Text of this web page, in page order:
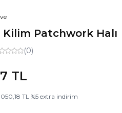
Patchwork Halı
(0)
TL
TL %5 extra indirim